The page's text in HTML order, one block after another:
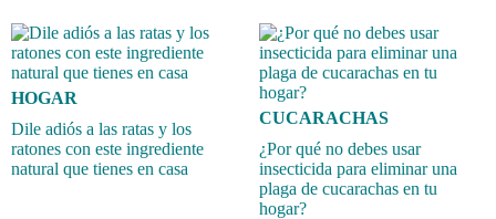
HOGAR
Dile adiós a las ratas y los
ratones con este ingrediente
natural que tienes en casa
CUCARACHAS
¿Por qué no debes usar
insecticida para eliminar una
plaga de cucarachas en tu
hogar?